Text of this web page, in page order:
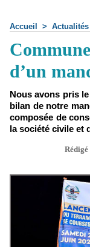
Accueil > Actualités
d’un
Nous avons pris
bilan de notre
composée de
la société civile et